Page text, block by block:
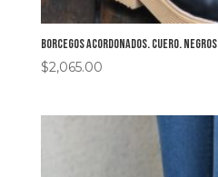
Borcegos acordonados. Cuero. Negros
$2,065.00